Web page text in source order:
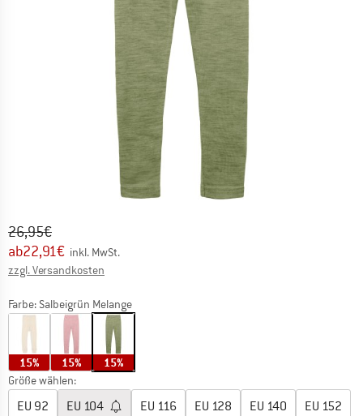
Ursprünglicher Preis :
26,95€
Preis:
ab22,91€ inkl. MwSt.
zzgl. Versandkosten
Farbe: Salbeigrün Melange
15% 15% 15%
Größe wählen:
EU 92 EU 104 EU 116 EU 128 EU 140 EU 152